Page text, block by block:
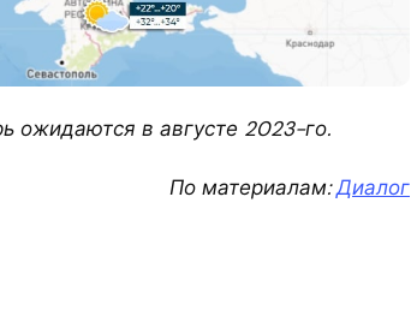
ожидаются в августе 2023-го.
По материалам:Диалог